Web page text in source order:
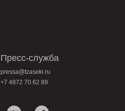
Пресс-служба
+7 4872 70 62 89
pressa@tzaseki.ru